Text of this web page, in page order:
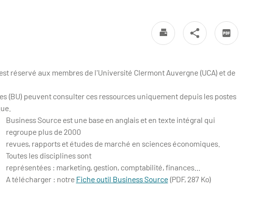
réservé aux membres de l'Université Clermont Auvergne (UCA) et de
(BU) peuvent consulter ces ressources uniquement depuis les postes
Business Source est une base en anglais et en texte intégral qui
regroupe plus de 2000
revues, rapports et études de marché en sciences économiques.
Toutes les disciplines sont
représentées : marketing, gestion, comptabilité, finances...
A télécharger : notre Fiche outil Business Source(PDF, 287 Ko)